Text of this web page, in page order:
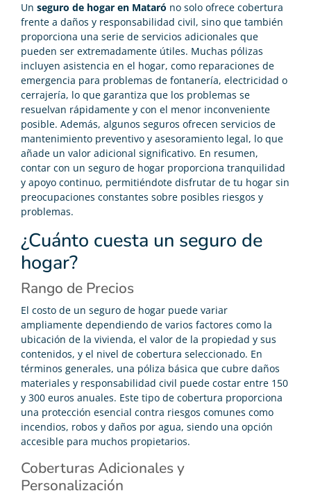
Un seguro de hogar en Mataró no solo ofrece cobertura
frente a daños y responsabilidad civil, sino que también
proporciona una serie de servicios adicionales que
pueden ser extremadamente útiles. Muchas pólizas
incluyen asistencia en el hogar, como reparaciones de
emergencia para problemas de fontanería, electricidad o
cerrajería, lo que garantiza que los problemas se
resuelvan rápidamente y con el menor inconveniente
posible. Además, algunos seguros ofrecen servicios de
mantenimiento preventivo y asesoramiento legal, lo que
añade un valor adicional significativo. En resumen,
contar con un seguro de hogar proporciona tranquilidad
y apoyo continuo, permitiéndote disfrutar de tu hogar sin
preocupaciones constantes sobre posibles riesgos y
problemas.
¿Cuánto cuesta un seguro de
hogar?
Rango de Precios
El costo de un seguro de hogar puede variar
ampliamente dependiendo de varios factores como la
ubicación de la vivienda, el valor de la propiedad y sus
contenidos, y el nivel de cobertura seleccionado. En
términos generales, una póliza básica que cubre daños
materiales y responsabilidad civil puede costar entre 150
y 300 euros anuales. Este tipo de cobertura proporciona
una protección esencial contra riesgos comunes como
incendios, robos y daños por agua, siendo una opción
accesible para muchos propietarios.
Coberturas Adicionales y
Personalización